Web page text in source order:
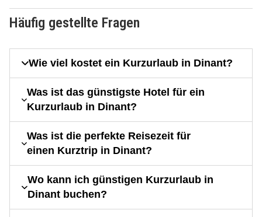
Häufig gestellte Fragen
Wie viel kostet ein Kurzurlaub in Dinant?
Was ist das günstigste Hotel für ein
Kurzurlaub in Dinant?
Was ist die perfekte Reisezeit für
einen Kurztrip in Dinant?
Wo kann ich günstigen Kurzurlaub in
Dinant buchen?